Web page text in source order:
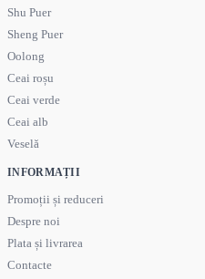
Shu Puer
Sheng Puer
Oolong
Ceai roșu
Ceai verde
Ceai alb
Veselă
INFORMAȚII
Promoții și reduceri
Despre noi
Plata și livrarea
Contacte